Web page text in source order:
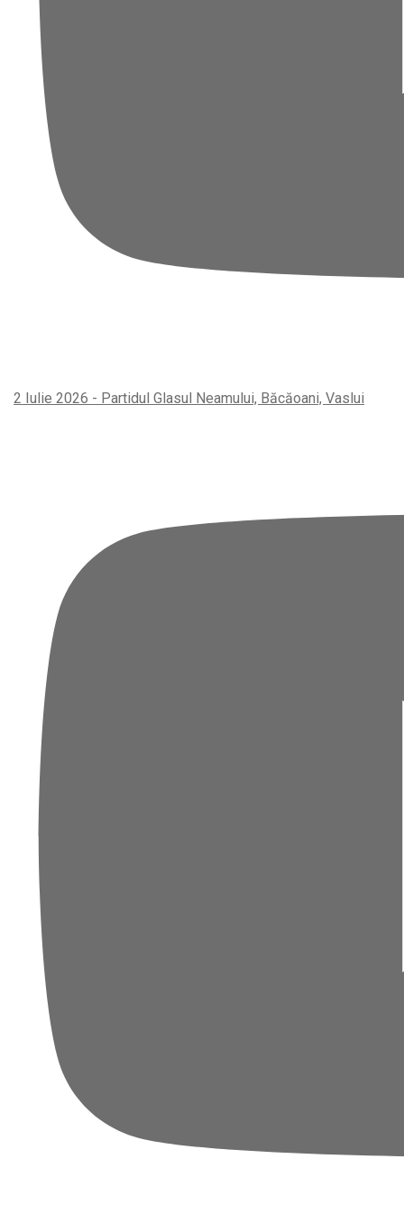
2 Iulie 2026 - Partidul Glasul Neamului, Băcăoani, Vaslui